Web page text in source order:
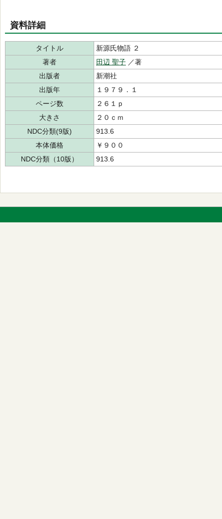
資料詳細
タイトル
新源氏物語 ２
著者
田辺 聖子 ／著
出版者
新潮社
出版年
１９７９．１
ページ数
２６１ｐ
大きさ
２０ｃｍ
NDC分類(9版)
913.6
本体価格
￥９００
NDC分類（10版）
913.6